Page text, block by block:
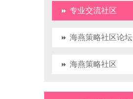
专业交流社区
海燕策略社区论坛
海燕策略社区